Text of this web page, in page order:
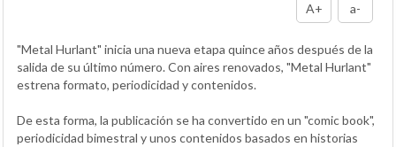
A+ a-
"Metal Hurlant" inicia una nueva etapa quince años después de la
salida de su último número. Con aires renovados, "Metal Hurlant"
estrena formato, periodicidad y contenidos.
De esta forma, la publicación se ha convertido en un "comic book",
periodicidad bimestral y unos contenidos basados en historias